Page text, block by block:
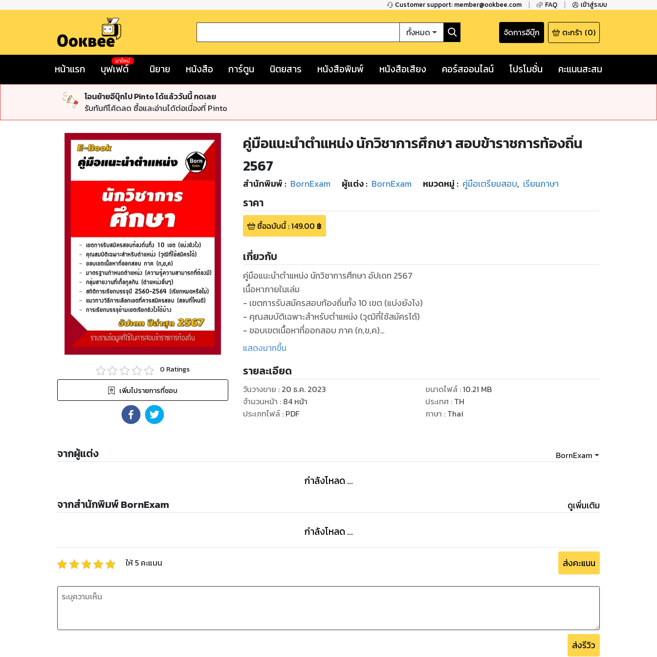
Customer support: member@ookbee.com FAQ เข้าสู่ระบบ
ทั้งหมด จัดการอีบุ๊ก ตะกร้า (0)
หน้าแรก บุฟเฟต์
มาใหม่
นิยาย หนังสือ การ์ตูน นิตยสาร หนังสือพิมพ์ หนังสือเสียง คอร์สออนไลน์ โปรโมชั่น คะแนนสะสม
โอนย้ายอีบุ๊กไป Pinto ได้แล้ววันนี้ กดเลย
รับทันทีโค้ดลด ซื้อและอ่านได้ต่อเนื่องที่ Pinto
0 Ratings
เพิ่มไปรายการที่ชอบ
คู่มือแนะนำตำแหน่ง นักวิชาการศึกษา สอบข้าราชการท้องถิ่น
2567
สำนักพิมพ์ : BornExam ผู้แต่ง : BornExam หมวดหมู่ : คู่มือเตรียมสอบ, เรียนภาษา
ราคา
ซื้อฉบับนี้:149.00 ฿
เกี่ยวกับ
คู่มือแนะนำตำแหน่ง นักวิชาการศึกษา อัปเดท 2567
เนื้อหาภายในเล่ม
- เขตการรับสมัครสอบท้องถิ่นทั้ง 10 เขต (แบ่งยังไง)
- คุณสมบัติเฉพาะสำหรับตำแหน่ง (วุฒิที่ใช้สมัครได้)
- ขอบเขตเนื้อหาที่ออกสอบ ภาค (ก,ข,ค)
- มาตรฐานกำหนดตำแหน่ง (ความรู้ความสามารถที่ต้องมี)
- สถิติการเรียกบรรจุปี 2560-2564 (เรียกหมดหรือไม่)
- แนวทางวิธีการเลือกเขตที่ควรสมัครสอบ (สอบที่ไหนดี)
- การเรียกบรรจุข้ามเขตเรียกยังไงได้บ้าง
แสดงมากขึ้น
รายละเอียด
วันวางขาย : 20 ธ.ค. 2023
จำนวนหน้า : 84 หน้า
ประเภทไฟล์: PDF
ขนาดไฟล์:10.21 MB
ประเทศ : TH
ภาษา : Thai
จากผู้แต่ง BornExam
กำลังโหลด ...
จากสำนักพิมพ์ BornExam ดูเพิ่มเติม
กำลังโหลด ...
ให้ 5 คะแนน ส่งคะแนน
ส่งรีวิว